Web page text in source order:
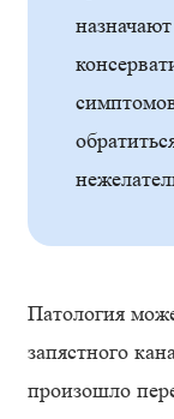
Патология
запястного
произошло